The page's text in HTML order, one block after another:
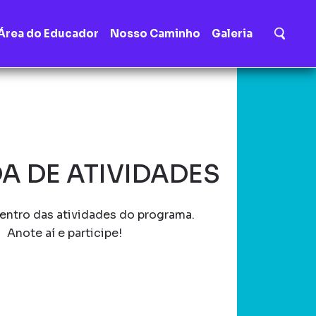
do Educador Nosso Caminho Galeria
DE ATIVIDADES
das atividades do programa.
Anote aí e participe!